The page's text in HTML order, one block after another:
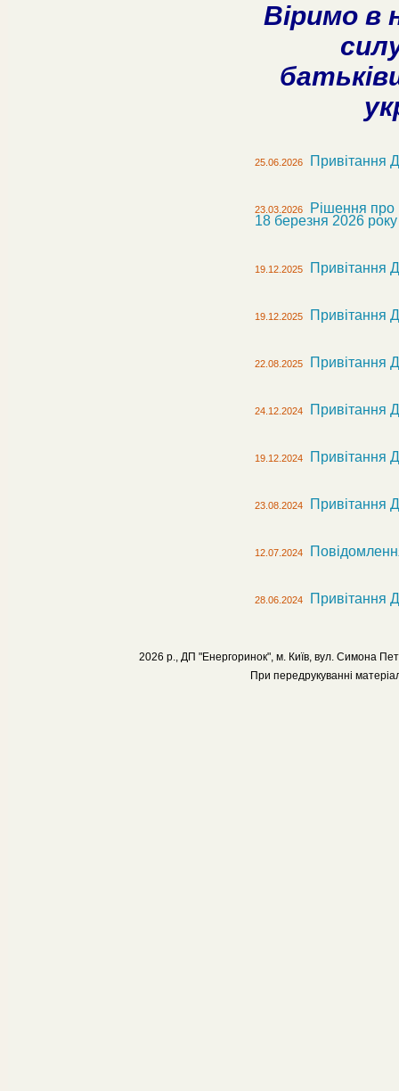
Віримо в
25.06.2026Привітання
23.03.2026Рішення про
18 березня 2026
19.12.2025Привітання
19.12.2025Привітання
22.08.2025Привітання
24.12.2024Привітання
19.12.2024Привітання
23.08.2024Привітання
12.07.2024
28.06.2024Привітання
2026 р., ДП "Енергоринок", м. Київ, вул. Симона
При передрукуванні